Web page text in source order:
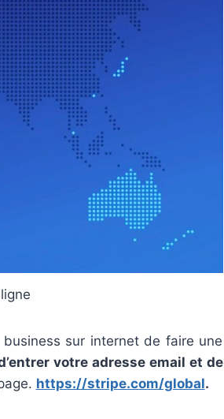
sur internet de faire une
votre adresse email et de
https://stripe.com/global.